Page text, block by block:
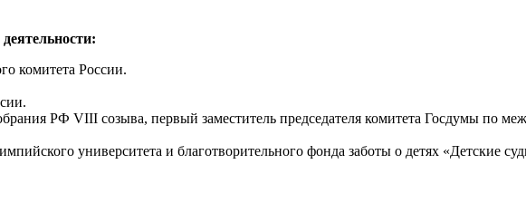
комитета России.
РФ VIII созыва, первый заместитель председателя комитета Госдумы по
университета и благотворительного фонда заботы о детях «Детские